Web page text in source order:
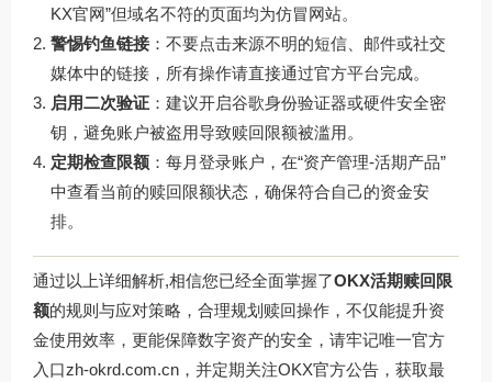
KX官网”但域名不符的页面均为仿冒网站。
警惕钓鱼链接 ：不要点击来源不明的短信、邮件或社交
媒体中的链接，所有操作请直接通过官方平台完成。
启用二次验证 ：建议开启谷歌身份验证器或硬件安全密
钥，避免账户被盗用导致赎回限额被滥用。
定期检查限额 ：每月登录账户，在“资产管理-活期产品”
中查看当前的赎回限额状态，确保符合自己的资金安
排。
通过以上详细解析,相信您已经全面掌握了OKX活期赎回限
额的规则与应对策略，合理规划赎回操作，不仅能提升资
金使用效率，更能保障数字资产的安全，请牢记唯一官方
入口zh-okrd.com.cn ，并定期关注OKX官方公告，获取最